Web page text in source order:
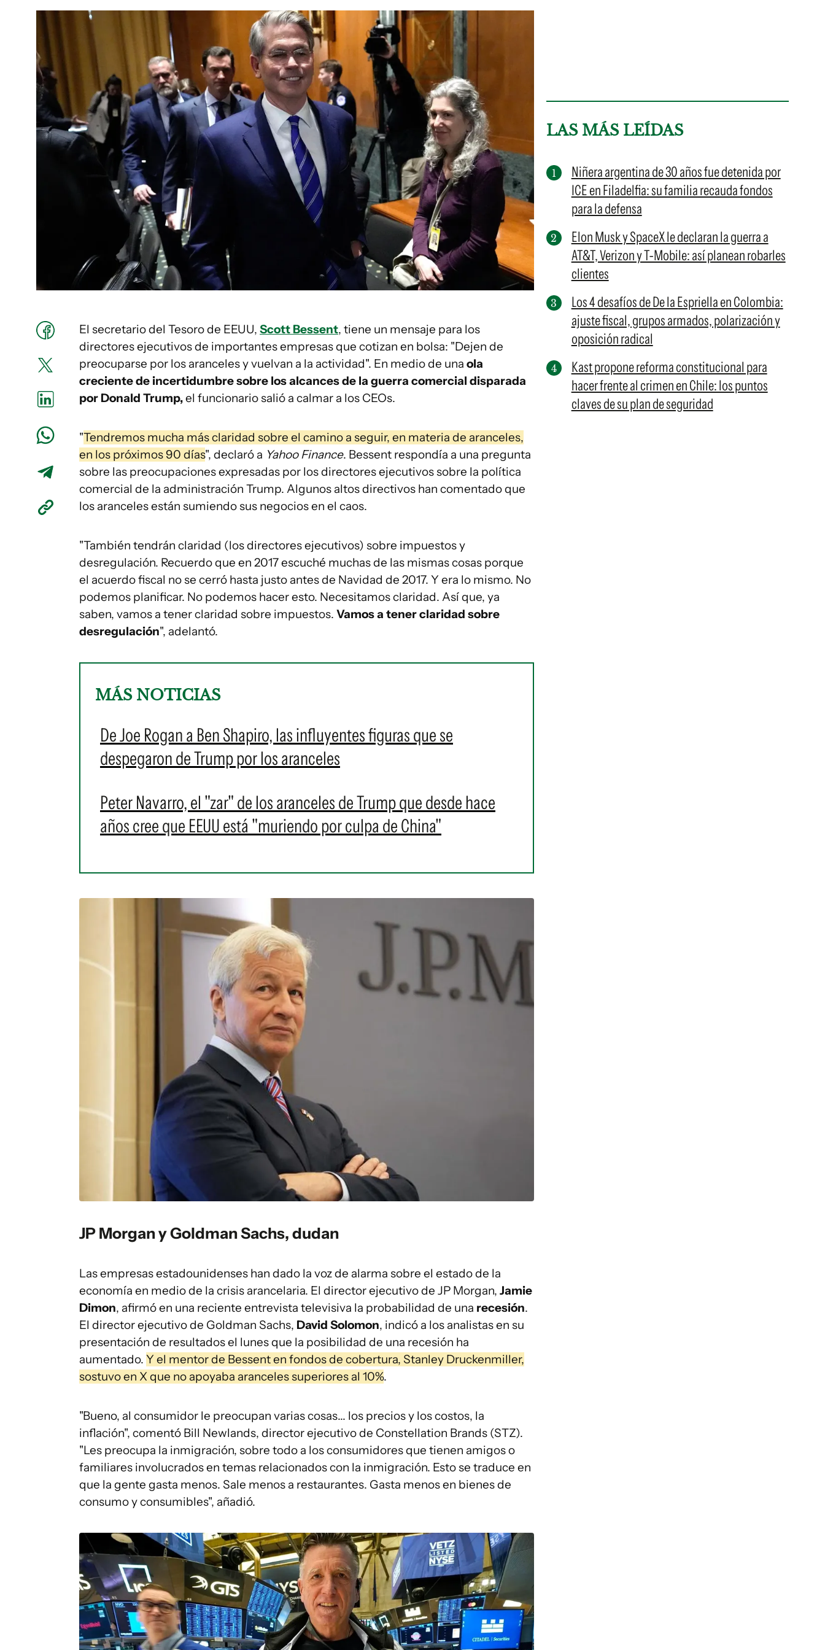
El secretario del Tesoro de EEUU, Scott Bessent, tiene un mensaje para los
directores ejecutivos de importantes empresas que cotizan en bolsa: "Dejen de
preocuparse por los aranceles y vuelvan a la actividad". En medio de una ola
creciente de incertidumbre sobre los alcances de la guerra comercial disparada
por Donald Trump,el funcionario salió a calmar a los CEOs.
"Tendremos mucha más claridad sobre el camino a seguir, en materia de aranceles,
en los próximos 90 días", declaró a Yahoo Finance. Bessent respondía a una pregunta
sobre las preocupaciones expresadas por los directores ejecutivos sobre la política
comercial de la administración Trump. Algunos altos directivos han comentado que
los aranceles están sumiendo sus negocios en el caos.
"También tendrán claridad (los directores ejecutivos) sobre impuestos y
desregulación. Recuerdo que en 2017 escuché muchas de las mismas cosas porque
el acuerdo fiscal no se cerró hasta justo antes de Navidad de 2017. Y era lo mismo. No
podemos planificar. No podemos hacer esto. Necesitamos claridad. Así que, ya
saben, vamos a tener claridad sobre impuestos. Vamos a tener claridad sobre
desregulación", adelantó.
MÁS NOTICIAS
De Joe Rogan a Ben Shapiro, las influyentes figuras que se
despegaron de Trump por los aranceles
Peter Navarro, el "zar" de los aranceles de Trump que desde hace
años cree que EEUU está "muriendo por culpa de China"
JP Morgan y Goldman Sachs, dudan
Las empresas estadounidenses han dado la voz de alarma sobre el estado de la
economía en medio de la crisis arancelaria. El director ejecutivo de JP Morgan, Jamie
Dimon, afirmó en una reciente entrevista televisiva la probabilidad de una recesión.
El director ejecutivo de Goldman Sachs, David Solomon, indicó a los analistas en su
presentación de resultados el lunes que la posibilidad de una recesión ha
aumentado. Y el mentor de Bessent en fondos de cobertura, Stanley Druckenmiller,
sostuvo en X que no apoyaba aranceles superiores al 10%.
"Bueno, al consumidor le preocupan varias cosas... los precios y los costos, la
inflación", comentó Bill Newlands, director ejecutivo de Constellation Brands (STZ).
"Les preocupa la inmigración, sobre todo a los consumidores que tienen amigos o
familiares involucrados en temas relacionados con la inmigración. Esto se traduce en
que la gente gasta menos. Sale menos a restaurantes. Gasta menos en bienes de
consumo y consumibles", añadió.
LAS MÁS LEÍDAS
Niñera argentina de 30 años fue detenida por
ICE en Filadelfia: su familia recauda fondos
para la defensa
Elon Musk y SpaceX le declaran la guerra a
AT&T, Verizon y T-Mobile: así planean robarles
clientes
Los 4 desafíos de De la Espriella en Colombia:
ajuste fiscal, grupos armados, polarización y
oposición radical
Kast propone reforma constitucional para
hacer frente al crimen en Chile: los puntos
claves de su plan de seguridad